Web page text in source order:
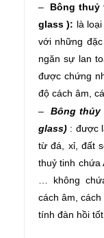
– Bông thuỷ
glass ): là
với những
ngăn sự lan
được chứng
độ cách âm,
– Bông thủy
glass) : được
từ đá, xỉ, đất
thuỷ tinh chứa
… không
cách âm,
tính đàn hồi tốt.